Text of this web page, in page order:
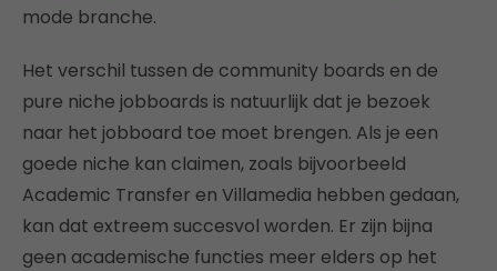
mode branche.
Het verschil tussen de community boards en de
pure niche jobboards is natuurlijk dat je bezoek
naar het jobboard toe moet brengen. Als je een
goede niche kan claimen, zoals bijvoorbeeld
Academic Transfer en Villamedia hebben gedaan,
kan dat extreem succesvol worden. Er zijn bijna
geen academische functies meer elders op het